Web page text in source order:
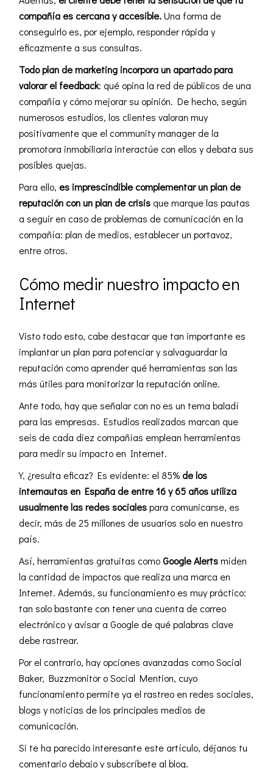
compañía es cercana y accesible.Una forma de
conseguirlo es, por ejemplo, responder rápida y
eficazmente a sus consultas.
Todo plan de marketing incorpora un apartado para
valorar el feedback: qué opina la red de públicos de una
compañía y cómo mejorar su opinión. De hecho, según
numerosos estudios, los clientes valoran muy
positivamente que el community managerde la
promotora inmobiliaria interactúe con ellos y debata sus
posibles quejas.
Para ello, es imprescindible complementar un plan de
reputación con un plan de crisis que marque las pautas
a seguir en caso de problemas de comunicación en la
compañía: plan de medios, establecer un portavoz,
entre otros.
Cómo medir nuestro impacto en
Internet
Visto todo esto, cabe destacar que tan importante es
implantar un plan para potenciar y salvaguardar la
reputación como aprender qué herramientas son las
más útiles para monitorizar la reputación online.
Ante todo, hay que señalar con no es un tema baladí
para las empresas. Estudios realizados marcan que
seis de cada diez compañías emplean herramientas
para medir su impacto en Internet.
Y, ¿resulta eficaz? Es evidente: el 85%de los
internautas en España de entre 16 y 65 años utiliza
usualmente lasredes socialespara comunicarse, es
decir, más de 25 millones de usuarios solo en nuestro
país.
Así, herramientas gratuitas comoGoogle Alertsmiden
la cantidad de impactos que realiza una marca en
Internet. Además, su funcionamiento es muy práctico:
tan solo bastante con tener una cuenta de correo
electrónico y avisar a Google de qué palabras clave
debe rastrear.
Por el contrario, hay opciones avanzadas como Social
Baker, Buzzmonitor o Social Mention, cuyo
funcionamiento permite ya el rastreo en redes sociales,
blogs y noticias de los principales medios de
comunicación.
Si te ha parecido interesante este artículo, déjanos tu
comentario debajo y subscríbete al blog.